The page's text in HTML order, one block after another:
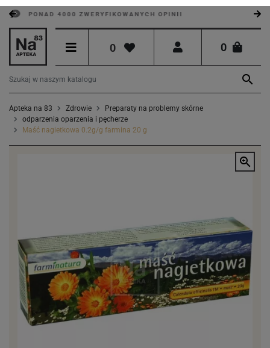
PONAD 4000 ZWERYFIKOWANYCH OPINII
0 0

Apteka na 83 Zdrowie
Preparaty na problemy skórne
odparzenia oparzenia i pęcherze
Maść nagietkowa 0.2g/g farmina 20 g
